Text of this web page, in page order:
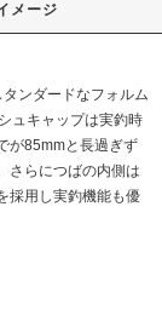
メージ
ンダードなフォルム
ュキャップは実釣時
が85mmと長過ぎず
さらにつばの内側は
採用し実釣機能も優